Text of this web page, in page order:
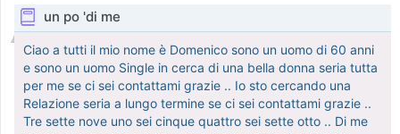
un po 'di me
Ciao a tutti il mio nome è Domenico sono un uomo di 60 anni
e sono un uomo Single in cerca di una bella donna seria tutta
per me se ci sei contattami grazie .. Io sto cercando una
Relazione seria a lungo termine se ci sei contattami grazie ..
Tre sette nove uno sei cinque quattro sei sette otto .. Di me